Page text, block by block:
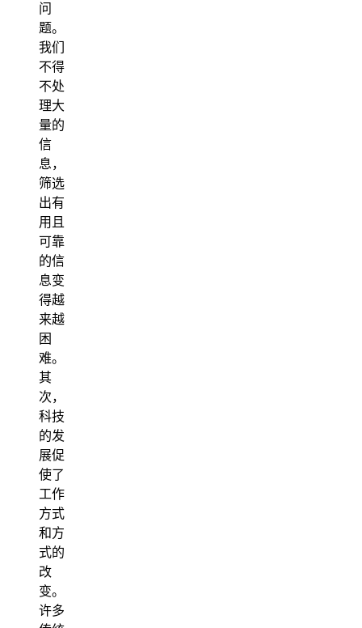
问
题。
我们
不得
不处
理大
量的
信
息，
筛选
出有
用且
可靠
的信
息变
得越
来越
困
难。
其
次，
科技
的发
展促
使了
工作
方式
和方
式的
改
变。
许多